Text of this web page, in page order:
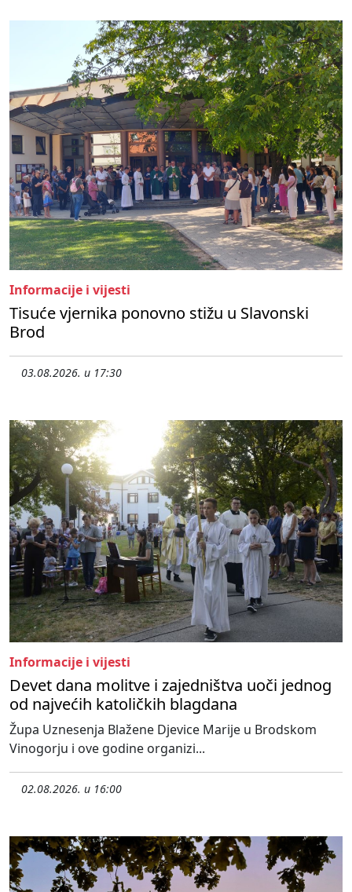
Informacije i vijesti
Tisuće vjernika ponovno stižu u Slavonski
Brod
03.08.2026. u 17:30
Informacije i vijesti
Devet dana molitve i zajedništva uoči jednog
od najvećih katoličkih blagdana
Župa Uznesenja Blažene Djevice Marije u Brodskom
Vinogorju i ove godine organizi...
02.08.2026. u 16:00